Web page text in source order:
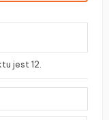
jest 12.